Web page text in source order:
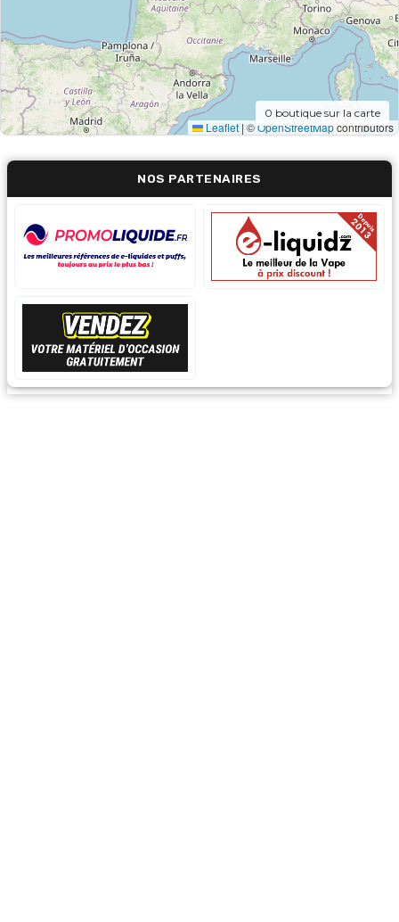
Leaflet | ©OpenStreetMapcontributors
0 boutique sur la carte
NOS PARTENAIRES